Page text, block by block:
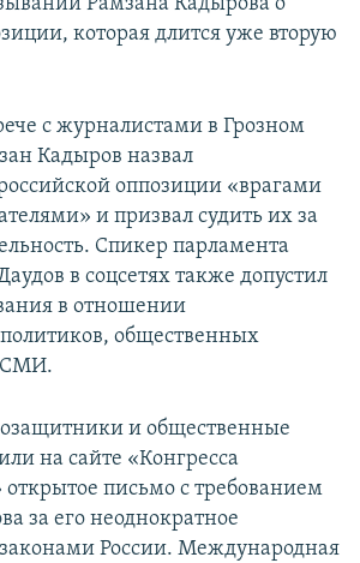
Рамзана Кадырова о
которая длится уже вторую
с журналистами в Грозном
Кадыров назвал
оппозиции «врагами
и призвал судить их за
Спикер парламента
в соцсетях также допустил
в отношении
общественных
СМИ.
и общественные
на сайте «Конгресса
письмо с требованием
за его неоднократное
России. Международная